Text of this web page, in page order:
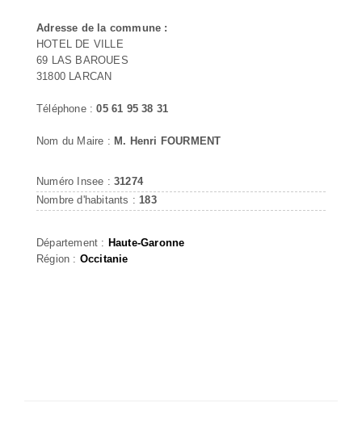
Adresse de la commune :
HOTEL DE VILLE
69 LAS BAROUES
31800 LARCAN
Téléphone :05 61 95 38 31
Nom du Maire : M. Henri FOURMENT
Numéro Insee : 31274
Nombre d'habitants : 183
Département : Haute-Garonne
Région : Occitanie